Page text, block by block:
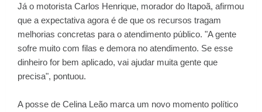
Já o motorista Carlos Henrique, morador do Itapoã, afirmou
que a expectativa agora é de que os recursos tragam
melhorias concretas para o atendimento público. "A gente
sofre muito com filas e demora no atendimento. Se esse
dinheiro for bem aplicado, vai ajudar muita gente que
precisa", pontuou.
A posse de Celina Leão marca um novo momento político